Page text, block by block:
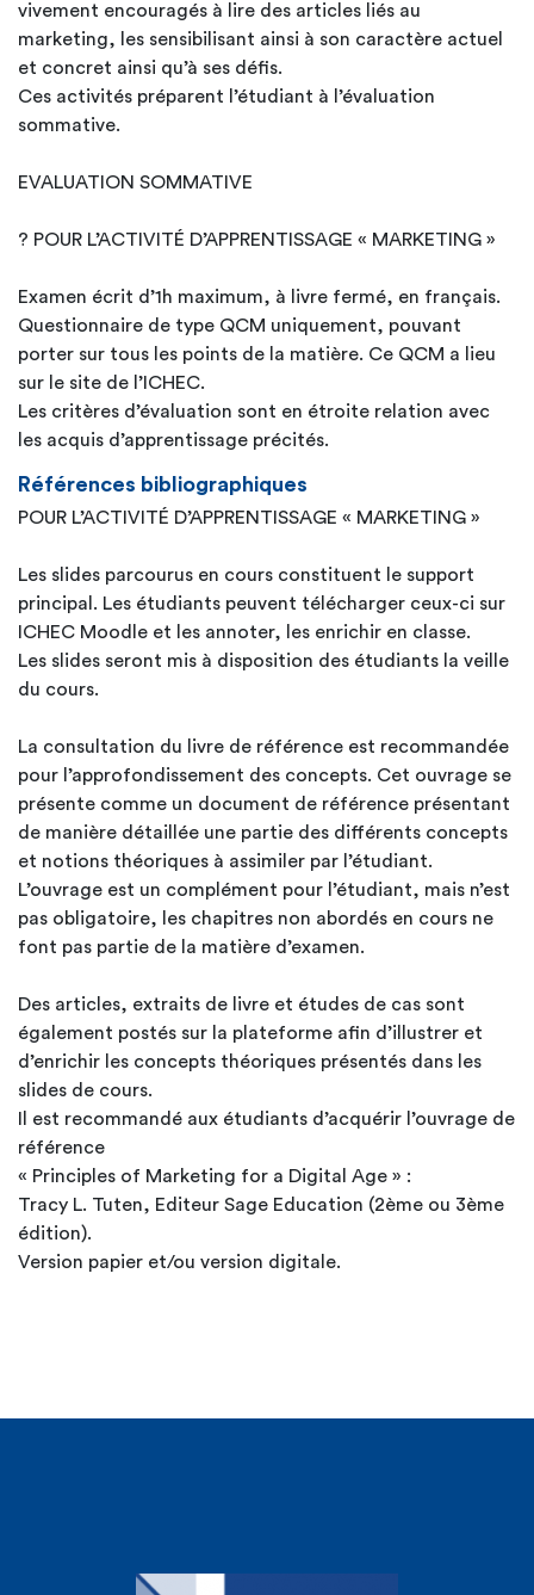
vivement encouragés à lire des articles liés au
marketing, les sensibilisant ainsi à son caractère actuel
et concret ainsi qu’à ses défis.
Ces activités préparent l’étudiant à l’évaluation
sommative.
EVALUATION SOMMATIVE
? POUR L’ACTIVITÉ D’APPRENTISSAGE « MARKETING »
Examen écrit d’1h maximum, à livre fermé, en français.
Questionnaire de type QCM uniquement, pouvant
porter sur tous les points de la matière. Ce QCM a lieu
sur le site de l’ICHEC.
Les critères d’évaluation sont en étroite relation avec
les acquis d’apprentissage précités.
Références bibliographiques
POUR L’ACTIVITÉ D’APPRENTISSAGE « MARKETING »
Les slides parcourus en cours constituent le support
principal. Les étudiants peuvent télécharger ceux-ci sur
ICHEC Moodle et les annoter, les enrichir en classe.
Les slides seront mis à disposition des étudiants la veille
du cours.
La consultation du livre de référence est recommandée
pour l’approfondissement des concepts. Cet ouvrage se
présente comme un document de référence présentant
de manière détaillée une partie des différents concepts
et notions théoriques à assimiler par l’étudiant.
L’ouvrage est un complément pour l’étudiant, mais n’est
pas obligatoire, les chapitres non abordés en cours ne
font pas partie de la matière d’examen.
Des articles, extraits de livre et études de cas sont
également postés sur la plateforme afin d’illustrer et
d’enrichir les concepts théoriques présentés dans les
slides de cours.
Il est recommandé aux étudiants d’acquérir l’ouvrage de
référence
« Principles of Marketing for a Digital Age » :
Tracy L. Tuten, Editeur Sage Education (2ème ou 3ème
édition).
Version papier et/ou version digitale.